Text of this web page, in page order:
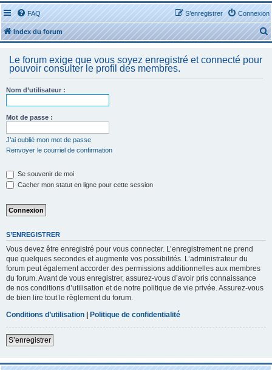
FAQ Connexion
S’enregistrer
Index du forum
e
Le forum exige que vous soyez enregistré et connecté pour
pouvoir consulter le profil des membres.
Nom d’utilisateur :
Mot de passe :
J’ai oublié mon mot de passe
Renvoyer le courriel de confirmation
Se souvenir de moi
Cacher mon statut en ligne pour cette session
S’ENREGISTRER
Vous devez être enregistré pour vous connecter. L’enregistrement ne prend
que quelques secondes et augmente vos possibilités. L’administrateur du
forum peut également accorder des permissions additionnelles aux membres
du forum. Avant de vous enregistrer, assurez-vous d’avoir pris connaissance
de nos conditions d’utilisation et de notre politique de vie privée. Assurez-vous
de bien lire tout le règlement du forum.
Conditions d’utilisation | Politique de confidentialité
S’enregistrer